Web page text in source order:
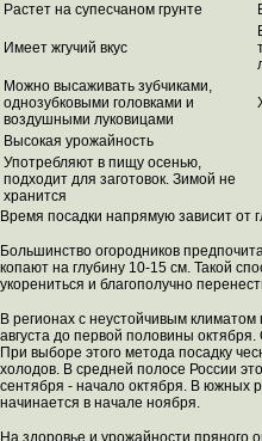
Растет на супесчаном грунте
Имеет жгучий вкус
Можно высаживать зубчиками,
однозубковыми головками и
воздушными луковицами
Высокая урожайность
Употребляют в пищу осенью,
подходит для заготовок. Зимой не
хранится
Время посадки напрямую зависит от
Большинство огородников
копают на глубину 10-15 см. Такой
укорениться и благополучно
В регионах с неустойчивым
августа до первой половины
При выборе этого метода посадку
холодов. В средней полосе России
сентября - начало октября. В южных
начинается в начале ноября.
На здоровье и урожайности пряного